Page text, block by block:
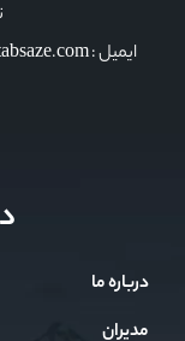
ایمیل : mahtabsazeh0@gmail.com – info@mahtabsaze.com
درباره ما
مدیران